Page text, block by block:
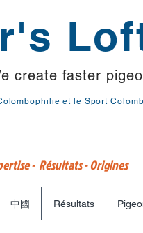
create faster
et le Sport
- Résultats - Origines
中國 Résultats